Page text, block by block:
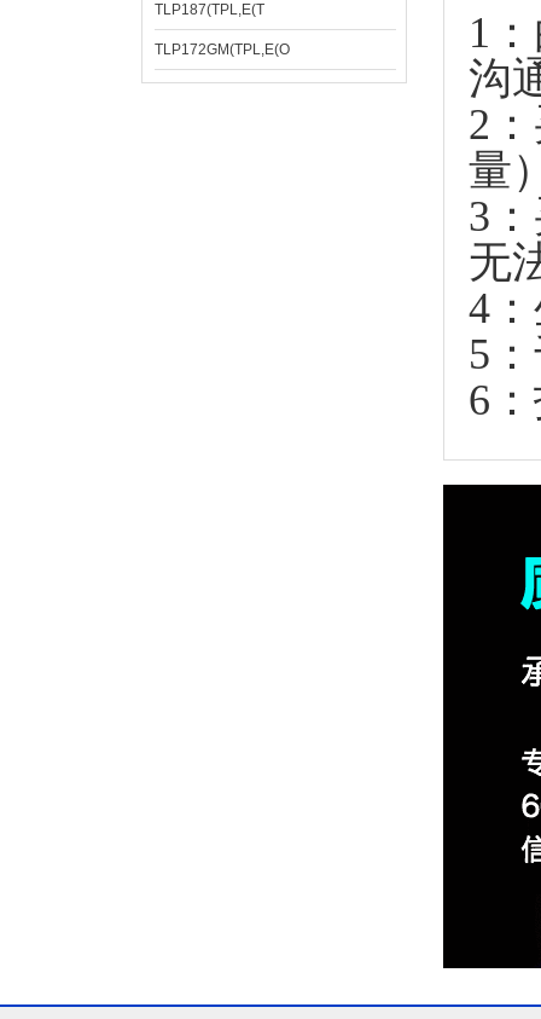
TLP187(TPL,E(T
TLP172GM(TPL,E(O
1
沟
2
量
3
无
4
5
6